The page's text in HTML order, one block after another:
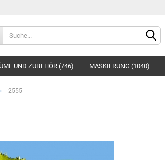
UND ZUBEHÖR (746) MASKIERUNG (1040)
2555